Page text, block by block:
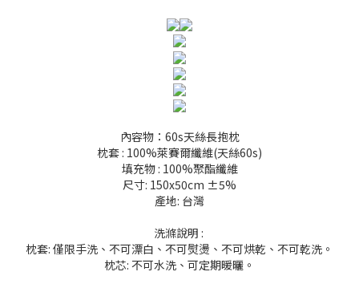
內容物：60s天絲長抱枕
枕套 : 100%萊賽爾纖維(天絲60s)
填充物 : 100%聚酯纖維
尺寸: 150x50cm ±5%
產地: 台灣
洗滌說明 :
枕套: 僅限手洗、不可漂白、不可熨燙、不可烘乾、不可乾洗。
枕芯: 不可水洗、可定期暖曬。